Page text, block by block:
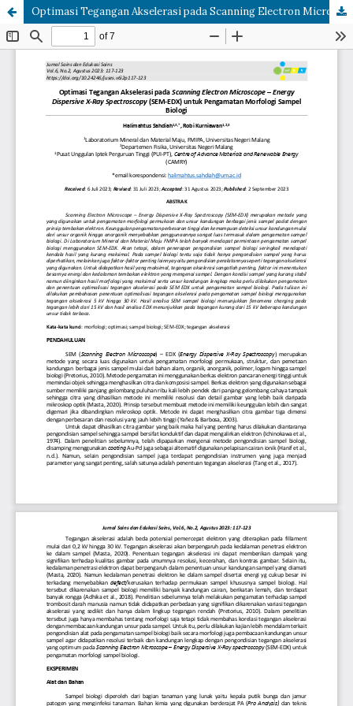
Optimasi Tegangan Akselerasi pada Scanning Electron Microscope – Energy Dispersive X-Ray Spectroscopy (SEM-EDX) untuk Pengamatan Morfologi Sampel Biologi